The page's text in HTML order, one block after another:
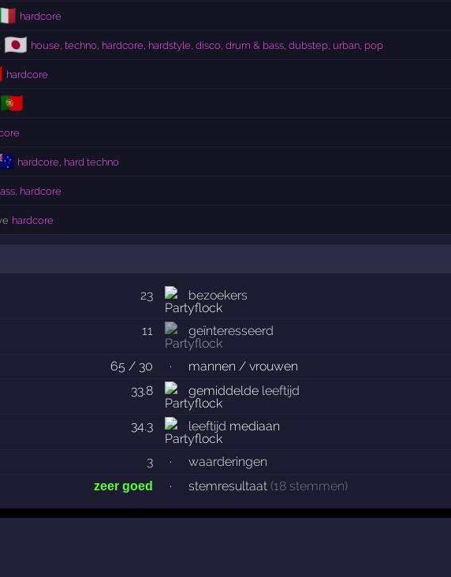
hardcore
🇯🇵 house, techno, hardcore, hardstyle, disco, drum & bass, dubstep, urban, pop
hardcore
🇵🇹
hardcore, hard techno
hardcore
hardcore
23 bezoekers
11 geïnteresseerd
65 / 30 ·
mannen / vrouwen
33.8
gemiddelde leeftijd
34.3 leeftijd mediaan
3 · waarderingen
zeer goed · stemresultaat (18 stemmen)